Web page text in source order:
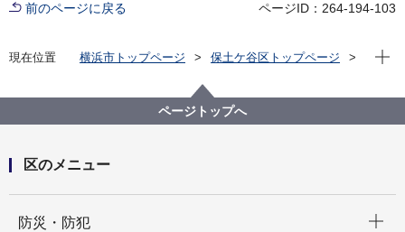
前のページに戻る ページID：264-194-103
現在位置 横浜市トップページ
保土ケ谷区トップページ
広報よこはま ほどがや区版
令和6年（2024年）分
2024年5月号
現在
ページトップへ
区のメニュー
防災・防犯